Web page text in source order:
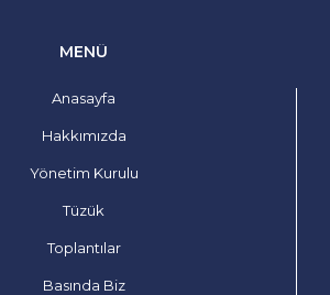
MENÜ
Anasayfa
Hakkımızda
Yönetim Kurulu
Tüzük
Toplantılar
Basında Biz